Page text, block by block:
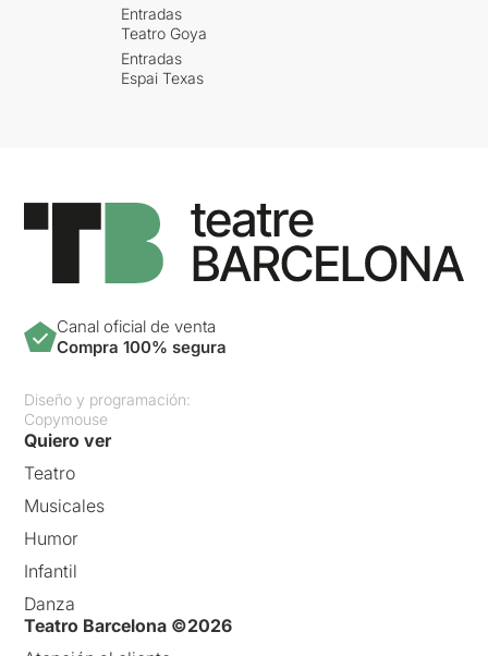
Entradas
Teatro Goya
Entradas
Espai Texas
Canal oficial de venta
Compra 100% segura
Diseño y programación:
Copymouse
Quiero ver
Teatro
Musicales
Humor
Infantil
Danza
Teatro Barcelona ©2026